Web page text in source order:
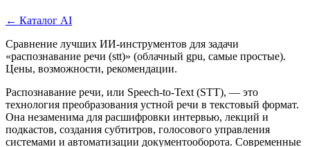
← Каталог AI
Сравнение лучших ИИ-инструментов для задачи
«распознавание речи (stt)» (облачный gpu, самые простые).
Цены, возможности, рекомендации.
Распознавание речи, или Speech-to-Text (STT), — это
технология преобразования устной речи в текстовый формат.
Она незаменима для расшифровки интервью, лекций и
подкастов, создания субтитров, голосового управления
системами и автоматизации документооборота. Современные